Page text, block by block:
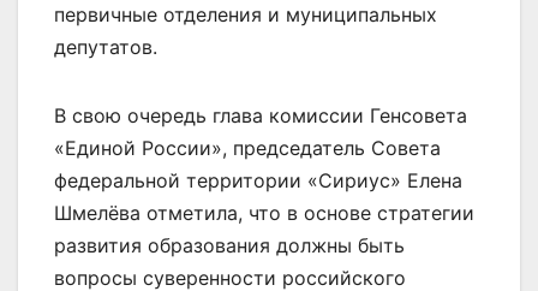
первичные отделения и муниципальных
депутатов.
В свою очередь глава комиссии Генсовета
«Единой России», председатель Совета
федеральной территории «Сириус» Елена
Шмелёва отметила, что в основе стратегии
развития образования должны быть
вопросы суверенности российского